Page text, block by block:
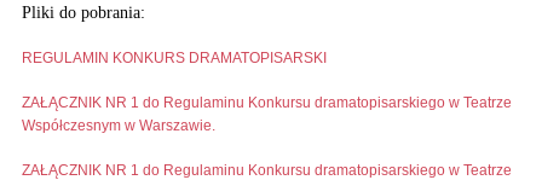
Pliki do pobrania:
REGULAMIN KONKURS DRAMATOPISARSKI
ZAŁĄCZNIK NR 1 do Regulaminu Konkursu dramatopisarskiego w Teatrze
Współczesnym w Warszawie.
ZAŁĄCZNIK NR 1 do Regulaminu Konkursu dramatopisarskiego w Teatrze